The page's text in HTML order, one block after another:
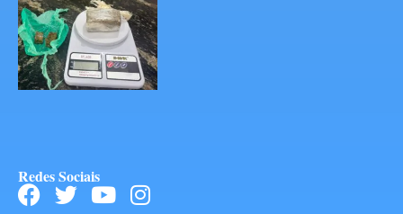
Redes Sociais